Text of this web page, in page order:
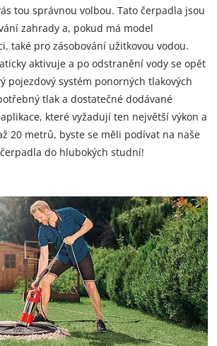
tou správnou volbou. Tato čerpadla jsou
zahrady a, pokud má model
také pro zásobování užitkovou vodou.
aktivuje a po odstranění vody se opět
pojezdový systém ponorných tlakových
tlak a dostatečné dodávané
které vyžadují ten největší výkon a
20 metrů, byste se měli podívat na naše
do hlubokých studní!